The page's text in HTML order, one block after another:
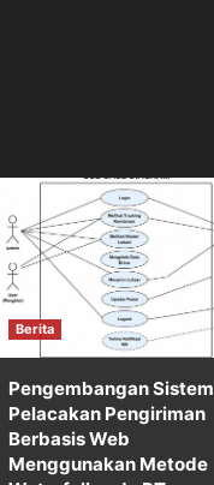
Berita
Pengembangan Sistem
Pelacakan Pengiriman
Berbasis Web
Menggunakan Metode